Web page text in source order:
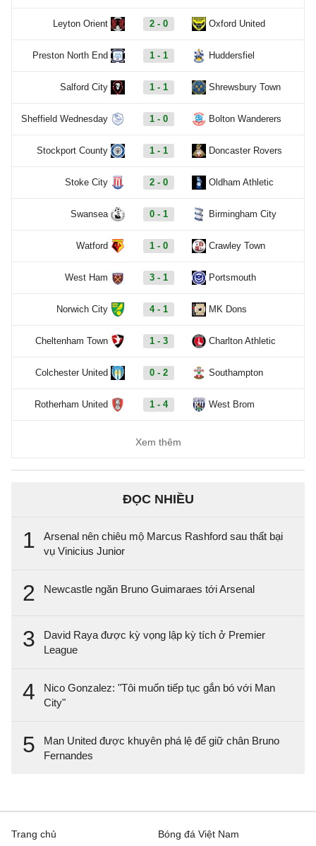
Leyton Orient 2 - 0 Oxford United
Preston North End 1 - 1 Huddersfiel
Salford City 1 - 1 Shrewsbury Town
Sheffield Wednesday 1 - 0 Bolton Wanderers
Stockport County 1 - 1 Doncaster Rovers
Stoke City 2 - 0 Oldham Athletic
Swansea 0 - 1 Birmingham City
Watford 1 - 0 Crawley Town
West Ham 3 - 1 Portsmouth
Norwich City 4 - 1 MK Dons
Cheltenham Town 1 - 3 Charlton Athletic
Colchester United 0 - 2 Southampton
Rotherham United 1 - 4 West Brom
Xem thêm
ĐỌC NHIỀU
1
Arsenal nên chiêu mộ Marcus Rashford sau thất bại
vụ Vinicius Junior
2 Newcastle ngăn Bruno Guimaraes tới Arsenal
3
David Raya được kỳ vọng lập kỳ tích ở Premier
League
4
Nico Gonzalez: "Tôi muốn tiếp tục gắn bó với Man
City"
5
Man United được khuyên phá lệ để giữ chân Bruno
Fernandes
Trang chủ
Bóng đá Việt Nam